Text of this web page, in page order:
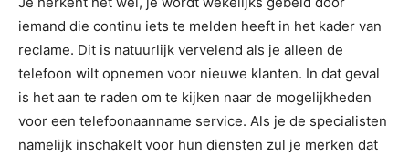
iemand die continu iets te melden heeft in het kader van
reclame. Dit is natuurlijk vervelend als je alleen de
telefoon wilt opnemen voor nieuwe klanten. In dat geval
is het aan te raden om te kijken naar de mogelijkheden
voor een telefoonaanname service. Als je de specialisten
namelijk inschakelt voor hun diensten zul je merken dat